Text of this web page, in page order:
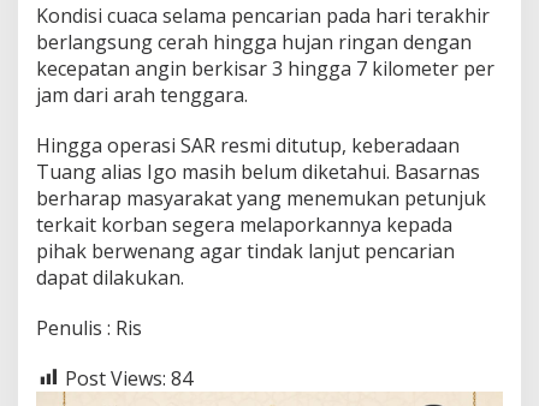
Kondisi cuaca selama pencarian pada hari terakhir
berlangsung cerah hingga hujan ringan dengan
kecepatan angin berkisar 3 hingga 7 kilometer per
jam dari arah tenggara.
Hingga operasi SAR resmi ditutup, keberadaan
Tuang alias Igo masih belum diketahui. Basarnas
berharap masyarakat yang menemukan petunjuk
terkait korban segera melaporkannya kepada
pihak berwenang agar tindak lanjut pencarian
dapat dilakukan.
Penulis : Ris
Post Views: 84